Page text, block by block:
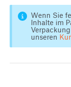
Wenn Sie
Inhalte im
unseren